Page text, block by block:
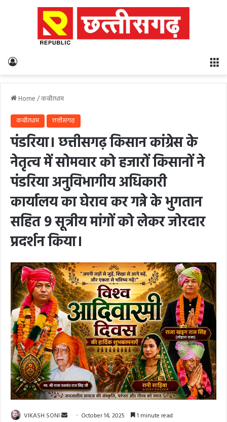
Home/कबीरधाम
कबीरधाम छत्तीसगढ़
पंडरिया। छत्तीसगढ़ किसान कांग्रेस के
नेतृत्व में सोमवार को हजारों किसानों ने
पंडरिया अनुविभागीय अधिकारी
कार्यालय का घेराव कर गन्ने के भुगतान
सहित 9 सूत्रीय मांगों को लेकर जोरदार
प्रदर्शन किया।
VIKASH SONI
Send October 14, 2025 1 minute read